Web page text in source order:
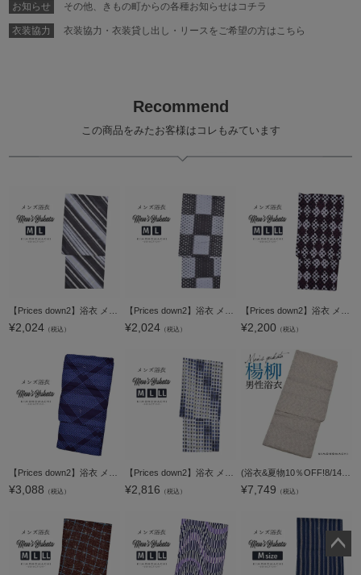
お知らせ その他、きもの町からの各種お知らせはコチラ
衣装協力 衣装協力・衣装貸し出し・リースをご希望の方はこちら
Recommend
この商品をみたお客様はコレもみています
¥2,024 （税込） ¥2,024 （税込） ¥2,200 （税込）
¥3,088 （税込） ¥2,816 （税込）
(浴衣&夏物10％OFF!8/14迄)【Prices down】男性浴衣単品「白ベージュ 破れ細格子」S、M、L、LL 綿浴衣 メンズ浴衣 【メール便不可】ss2403men25
¥7,749 （税込）
ペー